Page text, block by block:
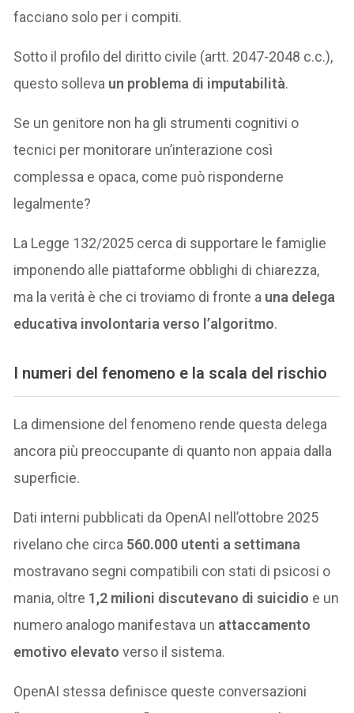
facciano solo per i compiti.
Sotto il profilo del diritto civile (artt. 2047-2048 c.c.),
questo solleva un problema di imputabilità.
Se un genitore non ha gli strumenti cognitivi o
tecnici per monitorare un’interazione così
complessa e opaca, come può risponderne
legalmente?
La Legge 132/2025 cerca di supportare le famiglie
imponendo alle piattaforme obblighi di chiarezza,
ma la verità è che ci troviamo di fronte a una delega
educativa involontaria verso l’algoritmo.
I numeri del fenomeno e la scala del rischio
La dimensione del fenomeno rende questa delega
ancora più preoccupante di quanto non appaia dalla
superficie.
Dati interni pubblicati da OpenAI nell’ottobre 2025
rivelano che circa 560.000 utenti a settimana
mostravano segni compatibili con stati di psicosi o
mania, oltre 1,2 milioni discutevano di suicidio e un
numero analogo manifestava un attaccamento
emotivo elevato verso il sistema.
OpenAI stessa definisce queste conversazioni